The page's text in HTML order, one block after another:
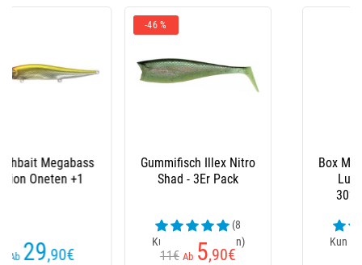
Gummifisch Illex Nitro
Shad - 3Er Pack
11€
Box Megabass Lunker
Lunch Box Mb-
Kundenrezensionen)